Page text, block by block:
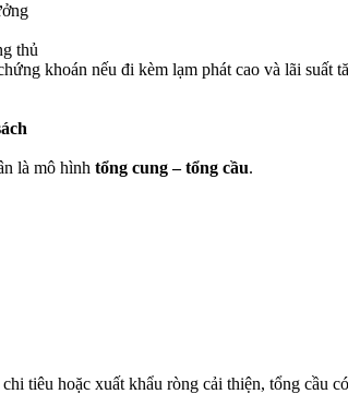
thủ
khoán nếu đi kèm lạm phát cao và lãi
là mô hình tổng cung – tổng cầu.
tiêu hoặc xuất khẩu ròng cải thiện, tổng cầu